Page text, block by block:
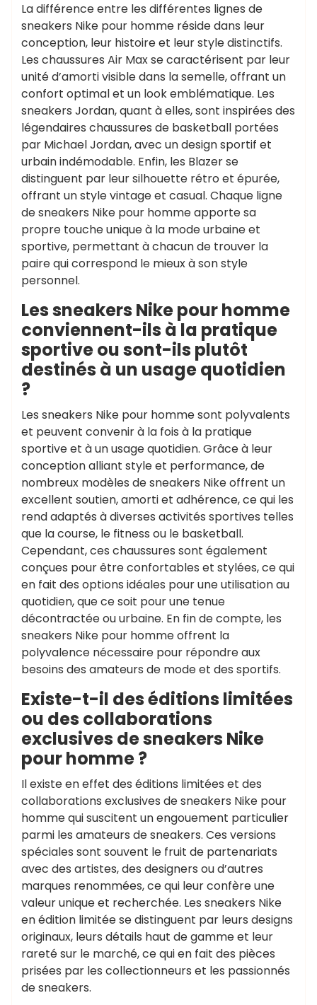
La différence entre les différentes lignes de
sneakers Nike pour homme réside dans leur
conception, leur histoire et leur style distinctifs.
Les chaussures Air Max se caractérisent par leur
unité d’amorti visible dans la semelle, offrant un
confort optimal et un look emblématique. Les
sneakers Jordan, quant à elles, sont inspirées des
légendaires chaussures de basketball portées
par Michael Jordan, avec un design sportif et
urbain indémodable. Enfin, les Blazer se
distinguent par leur silhouette rétro et épurée,
offrant un style vintage et casual. Chaque ligne
de sneakers Nike pour homme apporte sa
propre touche unique à la mode urbaine et
sportive, permettant à chacun de trouver la
paire qui correspond le mieux à son style
personnel.
Les sneakers Nike pour homme
conviennent-ils à la pratique
sportive ou sont-ils plutôt
destinés à un usage quotidien
?
Les sneakers Nike pour homme sont polyvalents
et peuvent convenir à la fois à la pratique
sportive et à un usage quotidien. Grâce à leur
conception alliant style et performance, de
nombreux modèles de sneakers Nike offrent un
excellent soutien, amorti et adhérence, ce qui les
rend adaptés à diverses activités sportives telles
que la course, le fitness ou le basketball.
Cependant, ces chaussures sont également
conçues pour être confortables et stylées, ce qui
en fait des options idéales pour une utilisation au
quotidien, que ce soit pour une tenue
décontractée ou urbaine. En fin de compte, les
sneakers Nike pour homme offrent la
polyvalence nécessaire pour répondre aux
besoins des amateurs de mode et des sportifs.
Existe-t-il des éditions limitées
ou des collaborations
exclusives de sneakers Nike
pour homme ?
Il existe en effet des éditions limitées et des
collaborations exclusives de sneakers Nike pour
homme qui suscitent un engouement particulier
parmi les amateurs de sneakers. Ces versions
spéciales sont souvent le fruit de partenariats
avec des artistes, des designers ou d’autres
marques renommées, ce qui leur confère une
valeur unique et recherchée. Les sneakers Nike
en édition limitée se distinguent par leurs designs
originaux, leurs détails haut de gamme et leur
rareté sur le marché, ce qui en fait des pièces
prisées par les collectionneurs et les passionnés
de sneakers.